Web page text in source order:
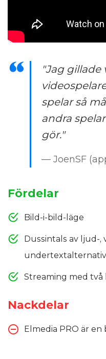
"Jag gillade
spelar så
andra
gör."
— JoenSF
Fördelar
Bild-i-bild-läge
Dussintals av ljud-,
undertextalternativ
Streaming med två
Nackdelar
Elmedia PRO är